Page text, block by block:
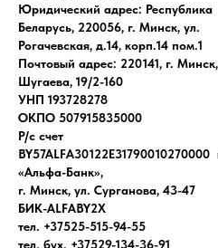
Юридический адрес: Республика
Беларусь, 220056, г. Минск, ул.
Рогачевская, д.14, корп.14 пом.1
Почтовый адрес: 220141, г.
Шугаева, 19/2-160
УНП 193728278
ОКПО 507915835000
Р/с счет
«Альфа-Банк»,
г. Минск, ул. Сурганова, 43-47
БИК-ALFABY2X
тел. +37525-515-94-55
тел. бух. +37529-134-36-91